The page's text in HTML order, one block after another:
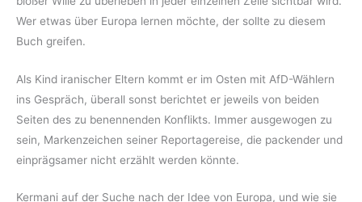
Wer etwas über Europa lernen möchte, der sollte zu diesem
Buch greifen.
Als Kind iranischer Eltern kommt er im Osten mit AfD-Wählern
ins Gespräch, überall sonst berichtet er jeweils von beiden
Seiten des zu benennenden Konflikts. Immer ausgewogen zu
sein, Markenzeichen seiner Reportagereise, die packender und
einprägsamer nicht erzählt werden könnte.
Kermani auf der Suche nach der Idee von Europa, und wie sie